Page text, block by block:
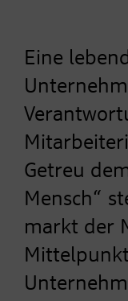
Eine
Getreu
Mensch“
markt der